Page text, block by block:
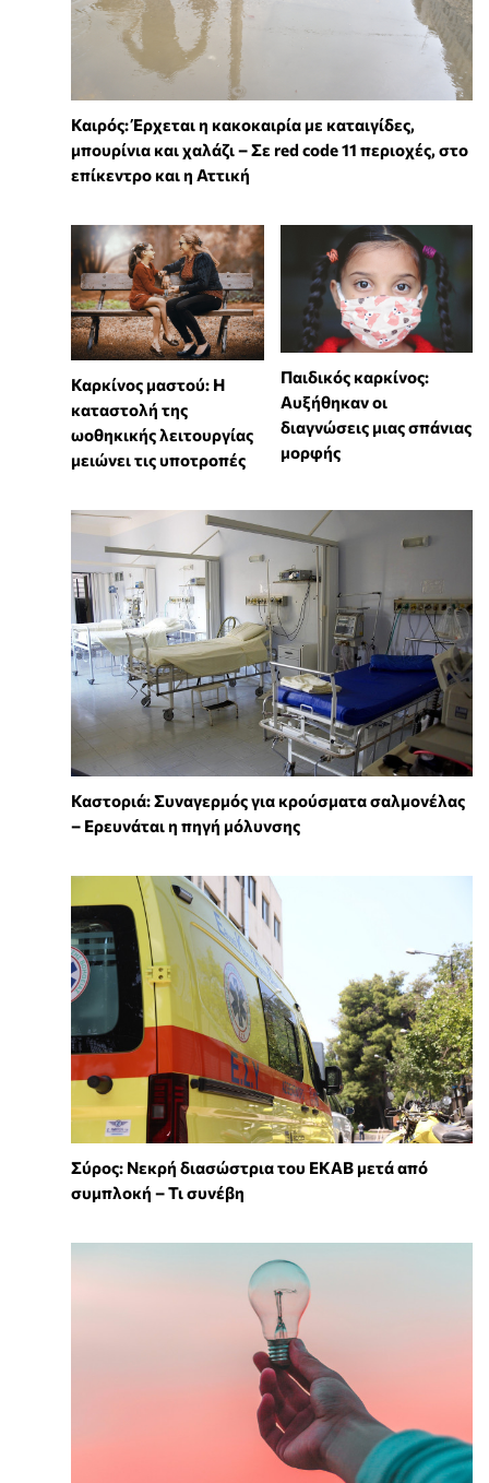
Καιρός: Έρχεται η κακοκαιρία με καταιγίδες,
μπουρίνια και χαλάζι – Σε red code 11 περιοχές, στο
επίκεντρο και η Αττική
Καρκίνος μαστού: Η
καταστολή της
ωοθηκικής λειτουργίας
μειώνει τις υποτροπές
Παιδικός καρκίνος:
Αυξήθηκαν οι
διαγνώσεις μιας σπάνιας
μορφής
Καστοριά: Συναγερμός για κρούσματα σαλμονέλας
– Ερευνάται η πηγή μόλυνσης
Σύρος: Νεκρή διασώστρια του ΕΚΑΒ μετά από
συμπλοκή – Τι συνέβη